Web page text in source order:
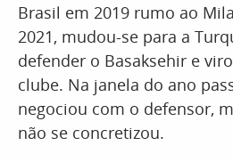
Brasil em 2019 rumo ao
2021, mudou-se para a
defender o Basaksehir e
clube. Na janela do ano
negociou com o defensor,
não se concretizou.